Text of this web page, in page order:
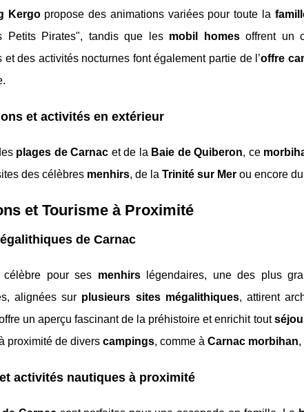
Kergopropose des animations variées pour toute la
Petits Pirates", tandis que les mobil homesoffrent un
et des activités nocturnes font également partie de l’offre
et activités en extérieur
plages de Carnac et de la Baie de Quiberon, ce
des célèbres menhirs, de la Trinité sur Mer ou encore du
et Tourisme à Proximité
de Carnac
célèbre pour ses menhirslégendaires, une des plus
alignées sur plusieurs sites mégalithiques, attirent
un aperçu fascinant de la préhistoire et enrichit tout
proximité de divers campings, comme à Carnac morbihan,
activités nautiques à proximité